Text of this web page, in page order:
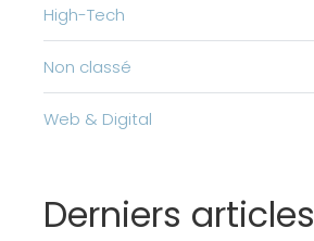
High-Tech
Non classé
Web & Digital
Derniers articles